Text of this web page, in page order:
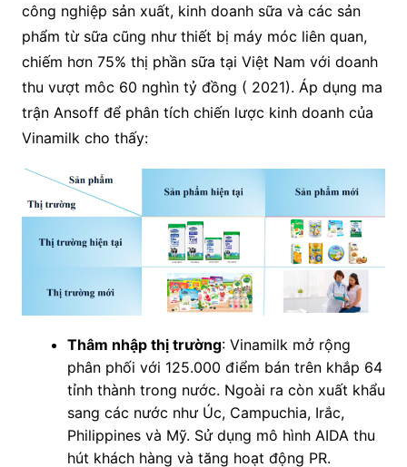
công nghiệp sản xuất, kinh doanh sữa và các sản
phẩm từ sữa cũng như thiết bị máy móc liên quan,
chiếm hơn 75% thị phần sữa tại Việt Nam với doanh
thu vượt môc 60 nghìn tỷ đồng ( 2021). Áp dụng ma
trận Ansoff để phân tích chiến lược kinh doanh của
Vinamilk cho thấy:
Thâm nhập thị trường: Vinamilk mở rộng
phân phối với 125.000 điểm bán trên khắp 64
tỉnh thành trong nước. Ngoài ra còn xuất khẩu
sang các nước như Úc, Campuchia, Irắc,
Philippines và Mỹ. Sử dụng mô hình AIDA thu
hút khách hàng và tăng hoạt động PR.